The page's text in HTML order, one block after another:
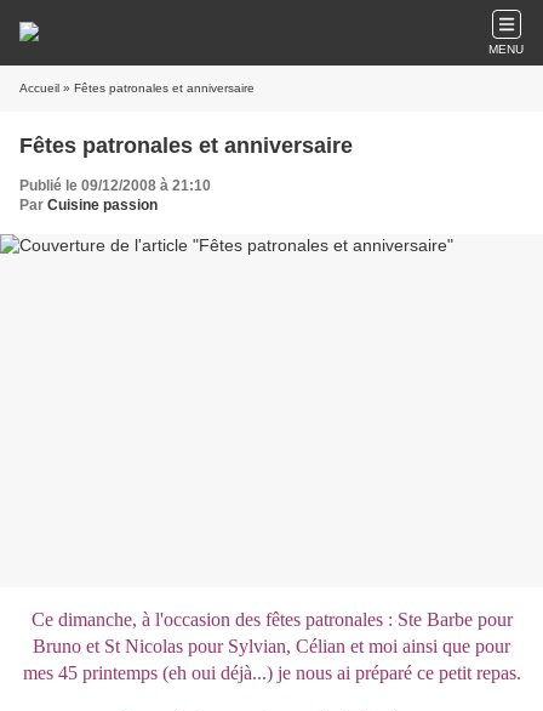
MENU
Accueil » Fêtes patronales et anniversaire
Fêtes patronales et anniversaire
Publié le 09/12/2008 à 21:10
Par Cuisine passion
Ce dimanche, à l'occasion des fêtes patronales : Ste Barbe pour
Bruno et St Nicolas pour Sylvian, Célian et moi ainsi que pour
mes 45 printemps (eh oui déjà...) je nous ai préparé ce petit repas.